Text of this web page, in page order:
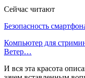
Сейчас читают
Безопасность
Компьютер для
Ветер…
И вся эта красота